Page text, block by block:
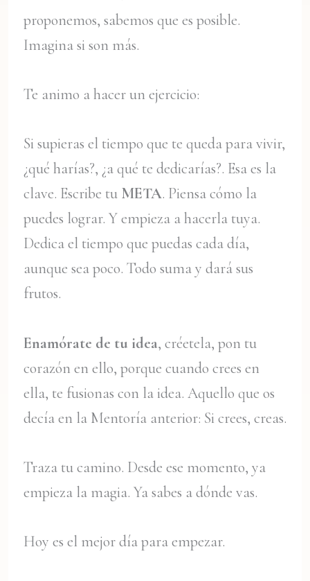
proponemos, sabemos que es posible.
Imagina si son más.
Te animo a hacer un ejercicio:
Si supieras el tiempo que te queda para vivir,
¿qué harías?, ¿a qué te dedicarías?. Esa es la
clave. Escribe tu META. Piensa cómo la
puedes lograr. Y empieza a hacerla tuya.
Dedica el tiempo que puedas cada día,
aunque sea poco. Todo suma y dará sus
frutos.
Enamórate de tu idea, créetela, pon tu
corazón en ello, porque cuando crees en
ella, te fusionas con la idea. Aquello que os
decía en la Mentoría anterior: Si crees, creas.
Traza tu camino. Desde ese momento, ya
empieza la magia. Ya sabes a dónde vas.
Hoy es el mejor día para empezar.